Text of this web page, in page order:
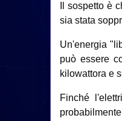
Il sospetto è
sia stata
Un'energia
può essere
kilowattora e
Finché